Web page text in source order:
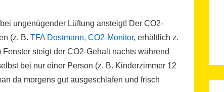
ungenügender Lüftung ansteigt! Der CO2-
(z. B. TFA Dostmann, CO2-Monitor, erhältlich z.
steigt der CO2-Gehalt nachts während
bei nur einer Person (z. B. Kinderzimmer 12
da morgens gut ausgeschlafen und frisch